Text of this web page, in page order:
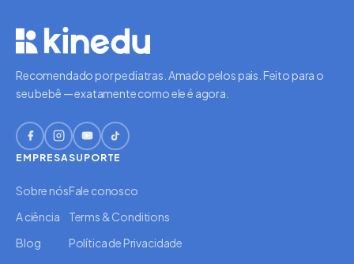
Recomendado por pediatras. Amado pelos pais. Feito para o
seu bebê — exatamente como ele é agora.
EMPRESA
Sobre nós
A ciência
Blog
SUPORTE
Fale conosco
Terms & Conditions
Política de Privacidade